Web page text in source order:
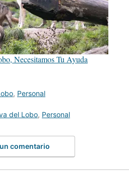
Necesitamos Tu Ayuda
, Personal
del Lobo, Personal
comentario